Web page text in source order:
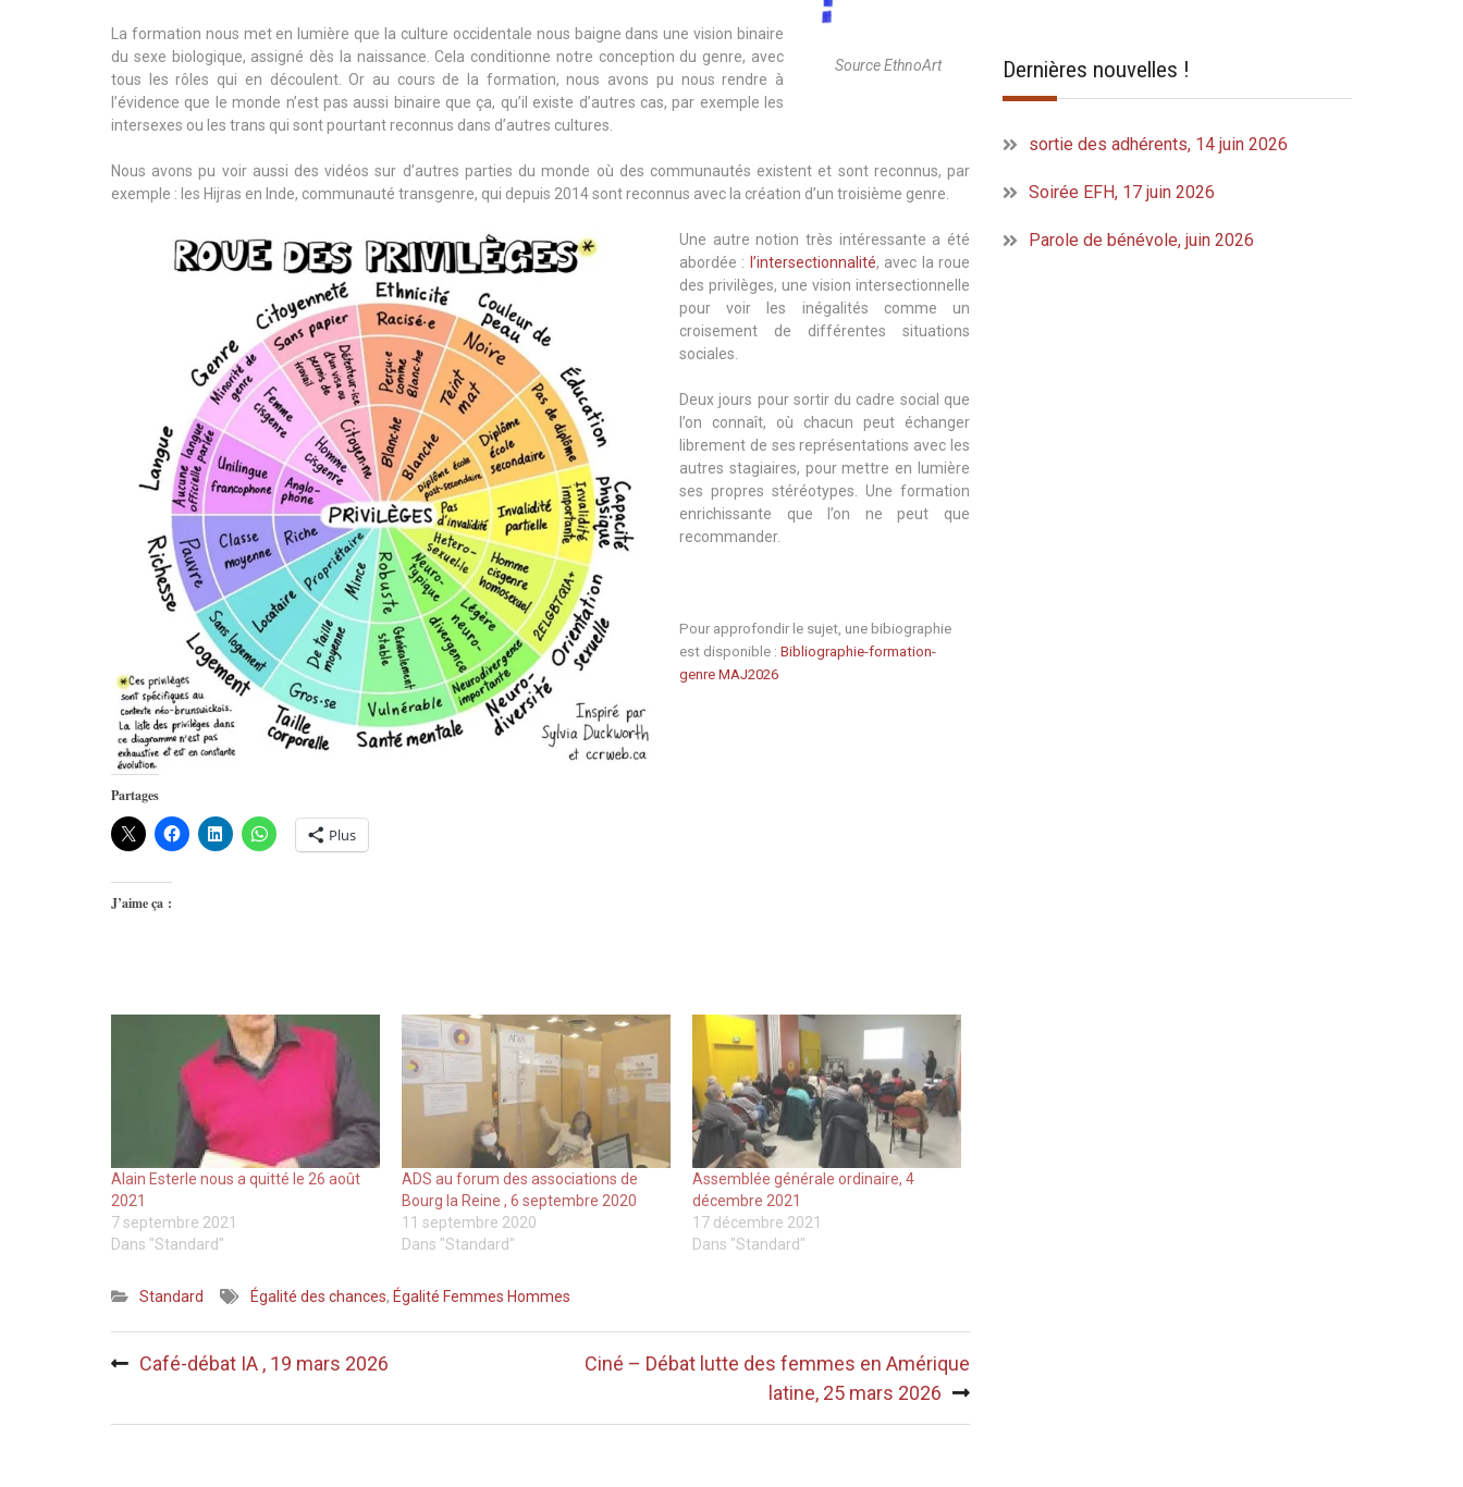
Source EthnoArt
La formation nous met en lumière que la culture occidentale nous baigne dans une vision binaire
du sexe biologique, assigné dès la naissance. Cela conditionne notre conception du genre, avec
tous les rôles qui en découlent. Or au cours de la formation, nous avons pu nous rendre à
l’évidence que le monde n’est pas aussi binaire que ça, qu’il existe d’autres cas, par exemple les
intersexes ou les trans qui sont pourtant reconnus dans d’autres cultures.
Nous avons pu voir aussi des vidéos sur d’autres parties du monde où des communautés existent et sont reconnus, par
exemple : les Hijras en Inde, communauté transgenre, qui depuis 2014 sont reconnus avec la création d’un troisième genre.
Une autre notion très intéressante a été
abordée : l’intersectionnalité, avec la roue
des privilèges, une vision intersectionnelle
pour voir les inégalités comme un
croisement de différentes situations
sociales.
Deux jours pour sortir du cadre social que
l’on connaît, où chacun peut échanger
librement de ses représentations avec les
autres stagiaires, pour mettre en lumière
ses propres stéréotypes. Une formation
enrichissante que l’on ne peut que
recommander.
Pour approfondir le sujet, une bibiographie
est disponible : Bibliographie-formation-
genre MAJ2026
Partages
Plus
J’aime ça :
Alain Esterle nous a quitté le 26 août
2021
7 septembre 2021
Dans "Standard"
ADS au forum des associations de
Bourg la Reine , 6 septembre 2020
11 septembre 2020
Dans "Standard"
Assemblée générale ordinaire, 4
décembre 2021
17 décembre 2021
Dans "Standard"
Standard Égalité des chances, Égalité Femmes Hommes
Café-débat IA , 19 mars 2026
Ciné – Débat lutte des femmes en Amérique
latine, 25 mars 2026
Dernières nouvelles !
sortie des adhérents, 14 juin 2026
Soirée EFH, 17 juin 2026
Parole de bénévole, juin 2026